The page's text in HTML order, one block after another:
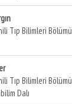
Tıp Bilimleri Bölümü
Tıp Bilimleri Bölümü
Dalı